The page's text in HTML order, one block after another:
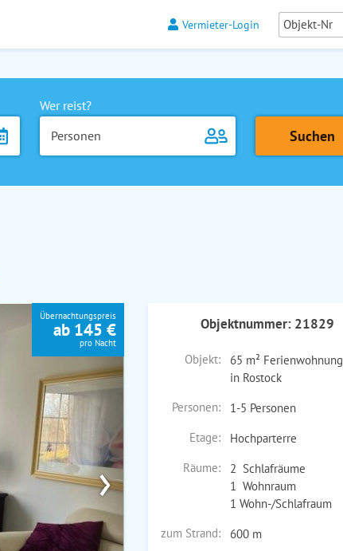
Vermieter-Login
Wer reist?
Personen
›
Übernachtungspreis
ab 145 €
pro Nacht
Objektnummer: 21829
Objekt:
65 m² Ferienwohnung
in Rostock
Personen:
1-5 Personen
Etage:
Hochparterre
Räume:
2 Schlafräume
1 Wohnraum
1 Wohn-/Schlafraum
zum Strand:
600 m